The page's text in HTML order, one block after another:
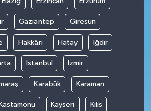
Gaziantep Giresun
Hakkâri Hatay Iğdır
İstanbul İzmir
Karabük Karaman
Kastamonu Kayseri Kilis